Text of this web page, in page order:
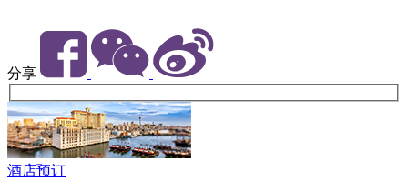
分享
酒店预订